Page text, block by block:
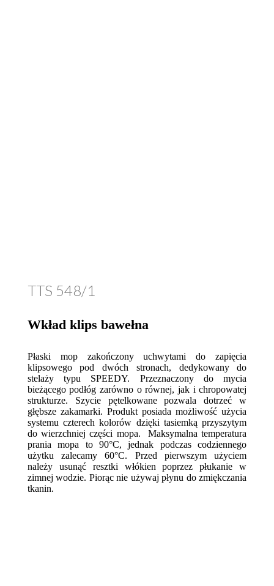
TTS 548/1
Wkład klips bawełna
Płaski mop zakończony uchwytami do zapięcia
klipsowego pod dwóch stronach, dedykowany do
stelaży typu SPEEDY. Przeznaczony do mycia
bieżącego podłóg zarówno o równej, jak i chropowatej
strukturze. Szycie pętelkowane pozwala dotrzeć w
głębsze zakamarki. Produkt posiada możliwość użycia
systemu czterech kolorów dzięki tasiemką przyszytym
do wierzchniej części mopa. Maksymalna temperatura
prania mopa to 90°C, jednak podczas codziennego
użytku zalecamy 60°C. Przed pierwszym użyciem
należy usunąć resztki włókien poprzez płukanie w
zimnej wodzie. Piorąc nie używaj płynu do zmiękczania
tkanin.